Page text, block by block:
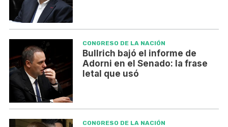
CONGRESO DE LA NACIÓN
Bullrich bajó el informe de
Adorni en el Senado: la frase
letal que usó
CONGRESO DE LA NACIÓN